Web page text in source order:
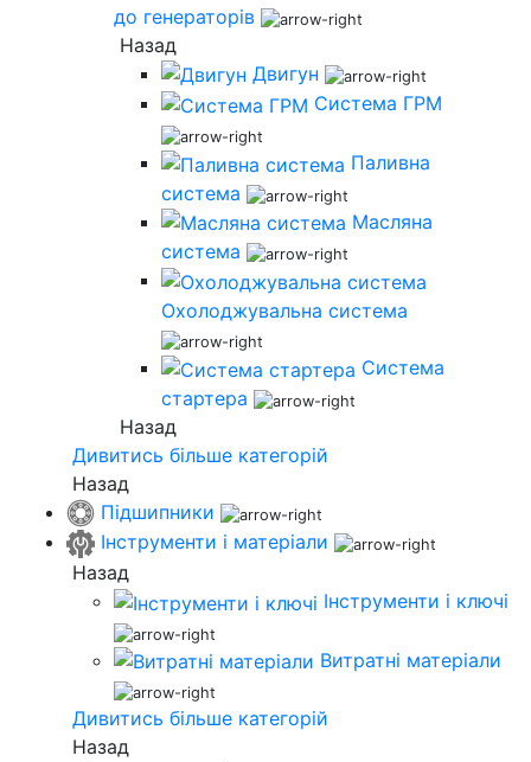
до генераторів
Назад
Двигун
Система ГРМ
Паливна
система
Масляна
система
Охолоджувальна система
Система
стартера
Назад
Дивитись більше категорій
Назад
Підшипники
Інструменти і матеріали
Назад
Інструменти і ключі
Витратні матеріали
Дивитись більше категорій
Назад